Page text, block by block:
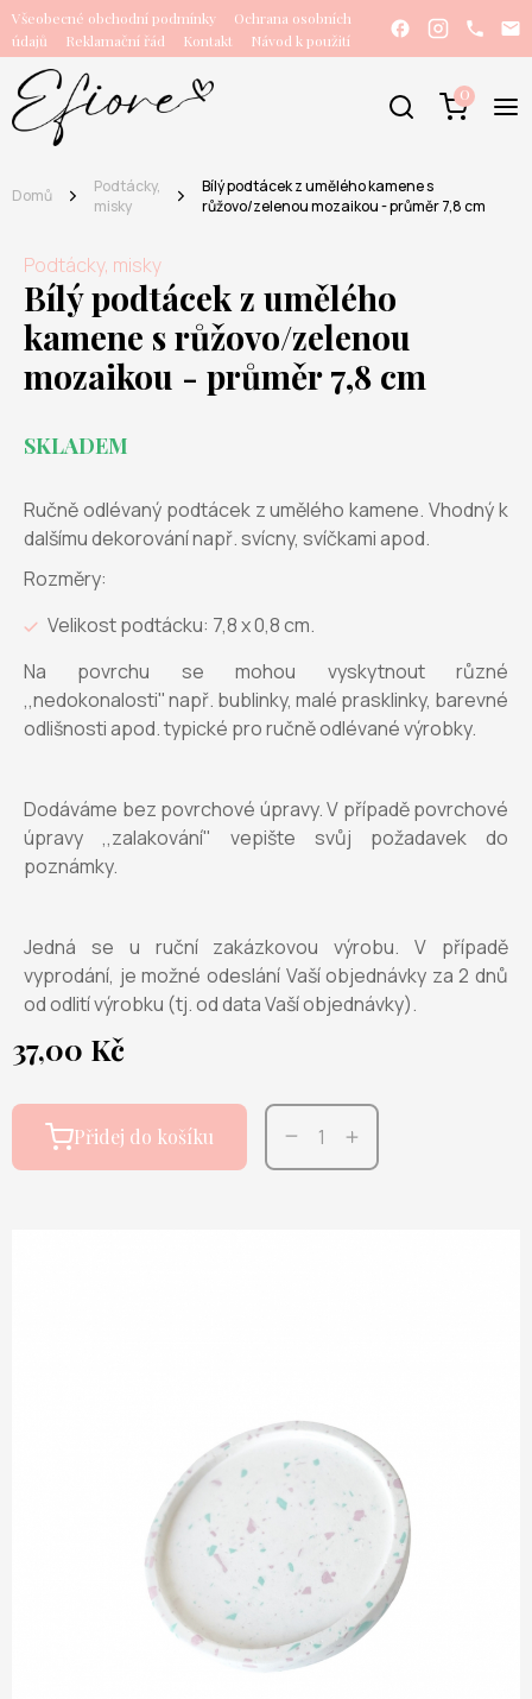
Všeobecné obchodní podmínky
Ochrana osobních
údajů
Reklamační řád Kontakt Návod k použití
0
Domů
Podtácky,
misky
Bílý podtácek z umělého kamene s
růžovo/zelenou mozaikou - průměr 7,8 cm
Podtácky, misky
Bílý podtácek z umělého
kamene s růžovo/zelenou
mozaikou - průměr 7,8 cm
SKLADEM
Ručně odlévaný podtácek z umělého kamene. Vhodný k
dalšímu dekorování např. svícny, svíčkami apod.
Rozměry:
Velikost podtácku: 7,8 x 0,8 cm.
Na povrchu se mohou vyskytnout různé
,,nedokonalosti'' např. bublinky, malé prasklinky, barevné
odlišnosti apod. typické pro ručně odlévané výrobky.
Dodáváme bez povrchové úpravy. V případě povrchové
úpravy ,,zalakování" vepište svůj požadavek do
poznámky.
Jedná se u ruční zakázkovou výrobu. V případě
vyprodání, je možné odeslání Vaší objednávky za 2 dnů
od odlití výrobku (tj. od data Vaší objednávky).
37,00 Kč
Přidej do košíku